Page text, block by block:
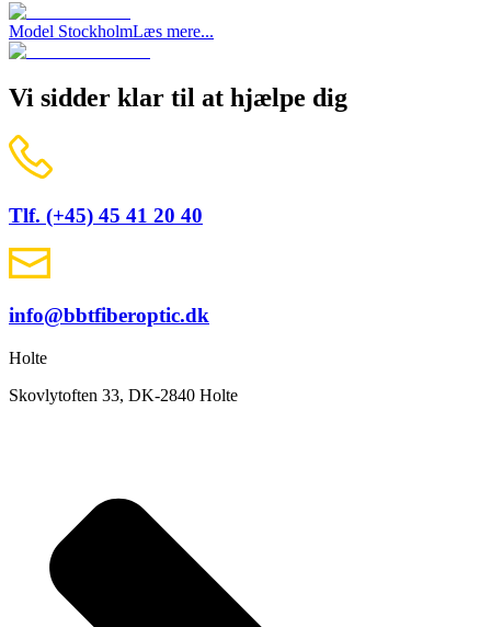
Model StockholmLæs mere...
Vi sidder klar til at hjælpe dig
Tlf. (+45) 45 41 20 40
info@bbtfiberoptic.dk
Holte
Skovlytoften 33, DK-2840 Holte